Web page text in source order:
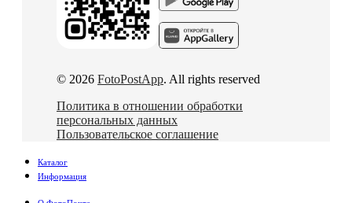
© 2026 FotoPostApp. All rights reserved
Политика в отношении обработки
персональных данных
Пользовательское соглашение
Каталог
Информация